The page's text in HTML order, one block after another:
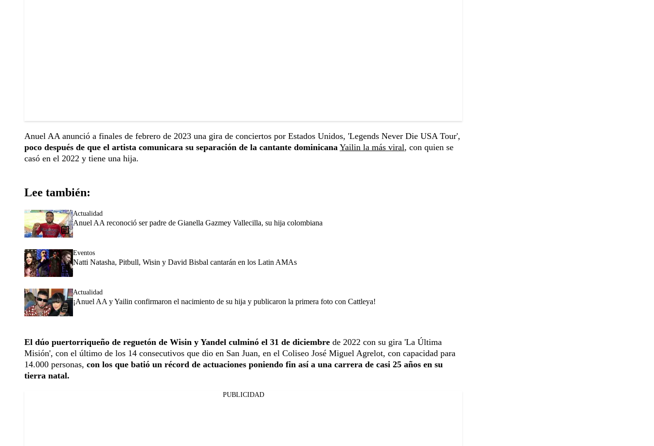
Anuel AA anunció a finales de febrero de 2023 una gira de conciertos por Estados Unidos, 'Legends Never Die USA Tour',
poco después de que el artista comunicara su separación de la cantante dominicana Yailin la más viral, con quien se
casó en el 2022 y tiene una hija.
Lee también:
Actualidad
Anuel AA reconoció ser padre de Gianella Gazmey Vallecilla, su hija colombiana
Eventos
Natti Natasha, Pitbull, Wisin y David Bisbal cantarán en los Latin AMAs
Actualidad
¡Anuel AA y Yailin confirmaron el nacimiento de su hija y publicaron la primera foto con Cattleya!
El dúo puertorriqueño de reguetón de Wisin y Yandel culminó el 31 de diciembre de 2022 con su gira 'La Última
Misión', con el último de los 14 consecutivos que dio en San Juan, en el Coliseo José Miguel Agrelot, con capacidad para
14.000 personas, con los que batió un récord de actuaciones poniendo fin así a una carrera de casi 25 años en su
tierra natal.
PUBLICIDAD